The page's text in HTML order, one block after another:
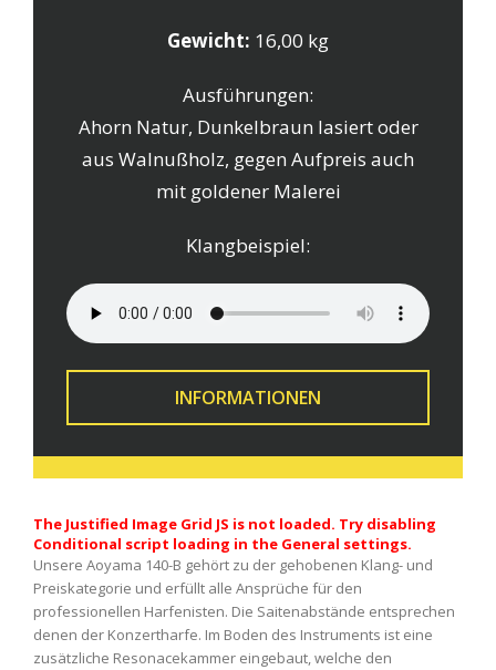
Gewicht: 16,00 kg
Ausführungen:
Ahorn Natur, Dunkelbraun lasiert oder
aus Walnußholz, gegen Aufpreis auch
mit goldener Malerei
Klangbeispiel:
INFORMATIONEN
The Justified Image Grid JS is not loaded. Try disabling
Conditional script loading in the General settings.
Unsere Aoyama 140-B gehört zu der gehobenen Klang- und
Preiskategorie und erfüllt alle Ansprüche für den
professionellen Harfenisten. Die Saitenabstände entsprechen
denen der Konzertharfe. Im Boden des Instruments ist eine
zusätzliche Resonacekammer eingebaut, welche den